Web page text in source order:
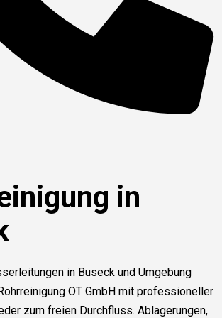
in
in Buseck und Umgebung
OT GmbH mit professioneller
zum freien Durchfluss. Ablagerungen,